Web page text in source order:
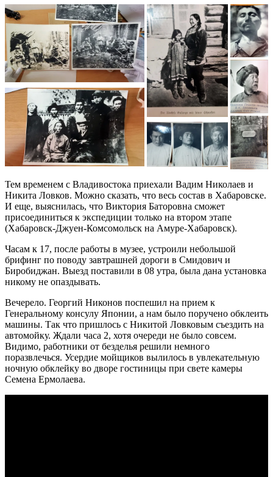
Тем временем с Владивостока приехали Вадим Николаев и
Никита Ловков. Можно сказать, что весь состав в Хабаровске.
И еще, выяснилась, что Виктория Баторовна сможет
присоединиться к экспедиции только на втором этапе
(Хабаровск-Джуен-Комсомольск на Амуре-Хабаровск).
Часам к 17, после работы в музее, устроили небольшой
брифинг по поводу завтрашней дороги в Смидович и
Биробиджан. Выезд поставили в 08 утра, была дана установка
никому не опаздывать.
Вечерело. Георгий Никонов поспешил на прием к
Генеральному консулу Японии, а нам было поручено обклеить
машины. Так что пришлось с Никитой Ловковым съездить на
автомойку. Ждали часа 2, хотя очереди не было совсем.
Видимо, работники от безделья решили немного
поразвлечься. Усердие мойщиков вылилось в увлекательную
ночную обклейку во дворе гостиницы при свете камеры
Семена Ермолаева.